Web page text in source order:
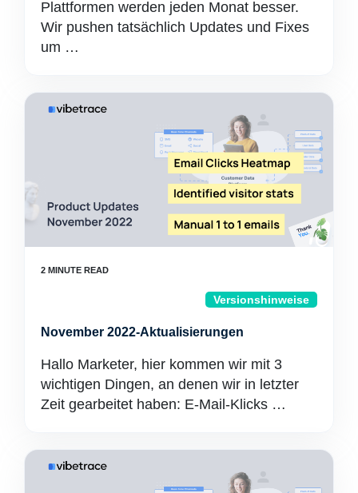
Plattformen werden jeden Monat besser.
Wir pushen tatsächlich Updates und Fixes
um …
Versionshinweise
November 2022-Aktualisierungen
Hallo Marketer, hier kommen wir mit 3
wichtigen Dingen, an denen wir in letzter
Zeit gearbeitet haben: E-Mail-Klicks …